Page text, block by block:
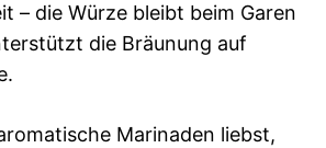
– die Würze bleibt beim Garen
die Bräunung auf
Marinaden liebst,